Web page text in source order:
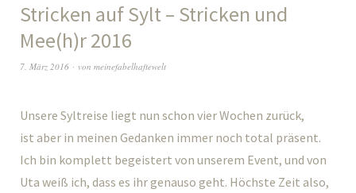
Stricken auf Sylt – Stricken und
Mee(h)r 2016
7. März 2016 von meinefabelhaftewelt
Unsere Syltreise liegt nun schon vier Wochen zurück,
ist aber in meinen Gedanken immer noch total präsent.
Ich bin komplett begeistert von unserem Event, und von
Uta weiß ich, dass es ihr genauso geht. Höchste Zeit also,